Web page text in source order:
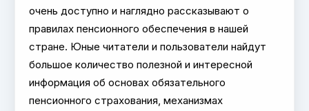
очень доступно и наглядно рассказывают о
правилах пенсионного обеспечения в нашей
стране. Юные читатели и пользователи найдут
большое количество полезной и интересной
информация об основах обязательного
пенсионного страхования, механизмах